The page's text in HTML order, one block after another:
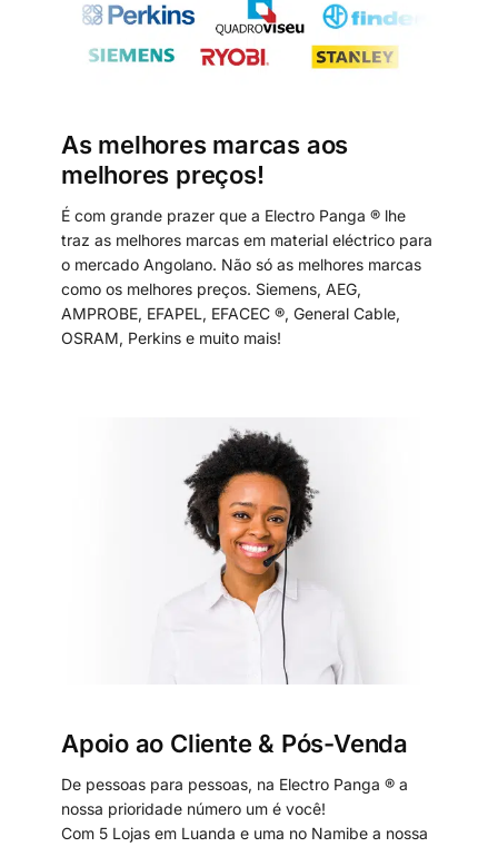
As melhores marcas aos
melhores preços!
É com grande prazer que a Electro Panga ® lhe
traz as melhores marcas em material eléctrico para
o mercado Angolano. Não só as melhores marcas
como os melhores preços. Siemens, AEG,
AMPROBE, EFAPEL, EFACEC ®, General Cable,
OSRAM, Perkins e muito mais!
Apoio ao Cliente & Pós-Venda
De pessoas para pessoas, na Electro Panga ® a
nossa prioridade número um é você!
Com 5 Lojas em Luanda e uma no Namibe a nossa